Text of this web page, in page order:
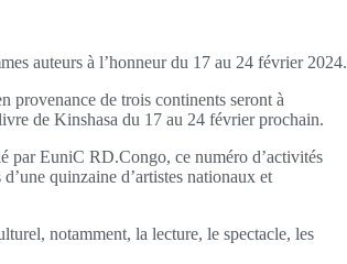
auteurs à l’honneur du 17 au 24 février 2024.
provenance de trois continents seront à
de Kinshasa du 17 au 24 février prochain.
par EuniC RD.Congo, ce numéro d’activités
quinzaine d’artistes nationaux et
notamment, la lecture, le spectacle, les